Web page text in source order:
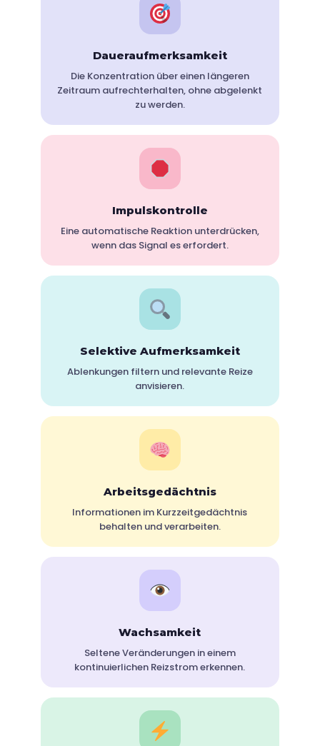
Daueraufmerksamkeit
Die Konzentration über einen längeren
Zeitraum aufrechterhalten, ohne abgelenkt
zu werden.
Impulskontrolle
Eine automatische Reaktion unterdrücken,
wenn das Signal es erfordert.
Selektive Aufmerksamkeit
Ablenkungen filtern und relevante Reize
anvisieren.
Arbeitsgedächtnis
Informationen im Kurzzeitgedächtnis
behalten und verarbeiten.
Wachsamkeit
Seltene Veränderungen in einem
kontinuierlichen Reizstrom erkennen.